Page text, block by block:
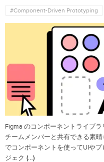
#Component-Driven Prototyping
Figma のコンポーネントライブ
チームメンバーと共有できる素
でコンポーネントを使ってUIや
ジェク (…)